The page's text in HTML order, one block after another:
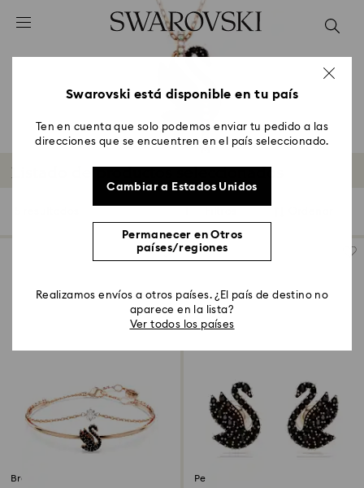
Accesskeys list
2 - Footer
4 - Search results
Listado de productos seleccionados
Brazalete Swan Pendientes de botón Swan
Swarovski está disponible en tu país
Ten en cuenta que solo podemos enviar tu pedido a las
direcciones que se encuentren en el país seleccionado.
Cambiar a Estados Unidos
Permanecer en Otros
países/regiones
Realizamos envíos a otros países. ¿El país de destino no
aparece en la lista?
Ver todos los países